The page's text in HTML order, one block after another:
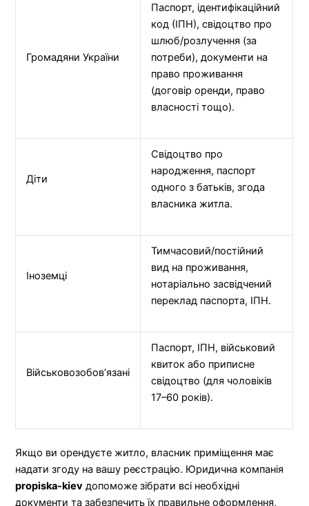
Громадяни України
Паспорт, ідентифікаційний
код (ІПН), свідоцтво про
шлюб/розлучення (за
потреби), документи на
право проживання
(договір оренди, право
власності тощо).
Діти
Свідоцтво про
народження, паспорт
одного з батьків, згода
власника житла.
Іноземці
Тимчасовий/постійний
вид на проживання,
нотаріально засвідчений
переклад паспорта, ІПН.
Військовозобов’язані
Паспорт, ІПН, військовий
квиток або приписне
свідоцтво (для чоловіків
17–60 років).
Якщо ви орендуєте житло, власник приміщення має
надати згоду на вашу реєстрацію. Юридична компанія
propiska-kiev допоможе зібрати всі необхідні
документи та забезпечить їх правильне оформлення,